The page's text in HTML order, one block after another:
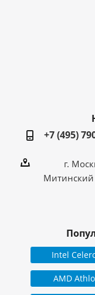
+7 (495)
г.
Intel
AMD